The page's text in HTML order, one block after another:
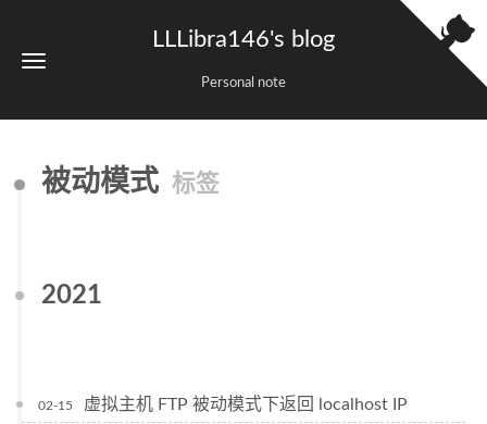
LLLibra146's blog
Personal note
被动模式 标签
2021
02-15 虚拟主机 FTP 被动模式下返回 localhost IP